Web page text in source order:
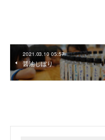
2021.03.10 05:57
醤油しぼり